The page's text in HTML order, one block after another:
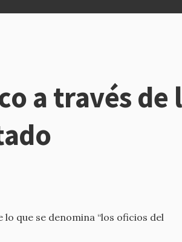
a través de
que se denomina “los oficios del